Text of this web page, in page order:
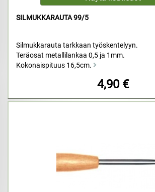
SILMUKKARAUTA 99/5
Silmukkarauta tarkkaan työskentelyyn.
Teräosat metallilankaa 0,5 ja 1mm.
Kokonaispituus 16,5cm.
4,90 €